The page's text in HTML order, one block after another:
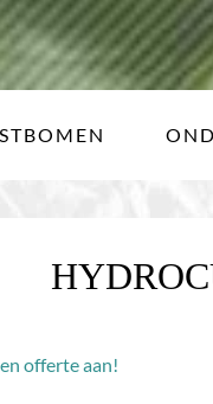
offerte aan!